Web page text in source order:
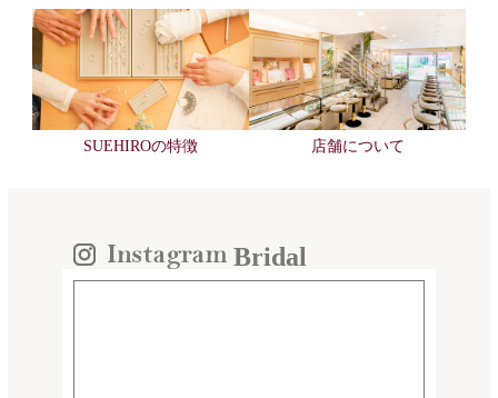
SUEHIROの特徴 店舗について
Bridal